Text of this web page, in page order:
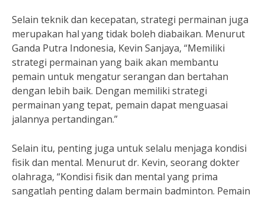
Selain teknik dan kecepatan, strategi permainan juga
merupakan hal yang tidak boleh diabaikan. Menurut
Ganda Putra Indonesia, Kevin Sanjaya, “Memiliki
strategi permainan yang baik akan membantu
pemain untuk mengatur serangan dan bertahan
dengan lebih baik. Dengan memiliki strategi
permainan yang tepat, pemain dapat menguasai
jalannya pertandingan.”
Selain itu, penting juga untuk selalu menjaga kondisi
fisik dan mental. Menurut dr. Kevin, seorang dokter
olahraga, “Kondisi fisik dan mental yang prima
sangatlah penting dalam bermain badminton. Pemain